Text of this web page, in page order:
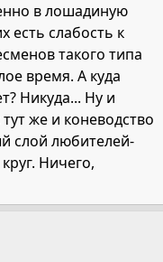
в лошадиную
есть слабость к
такого типа
время. А куда
Никуда... Ну и
же и коневодство
слой любителей-
Ничего,